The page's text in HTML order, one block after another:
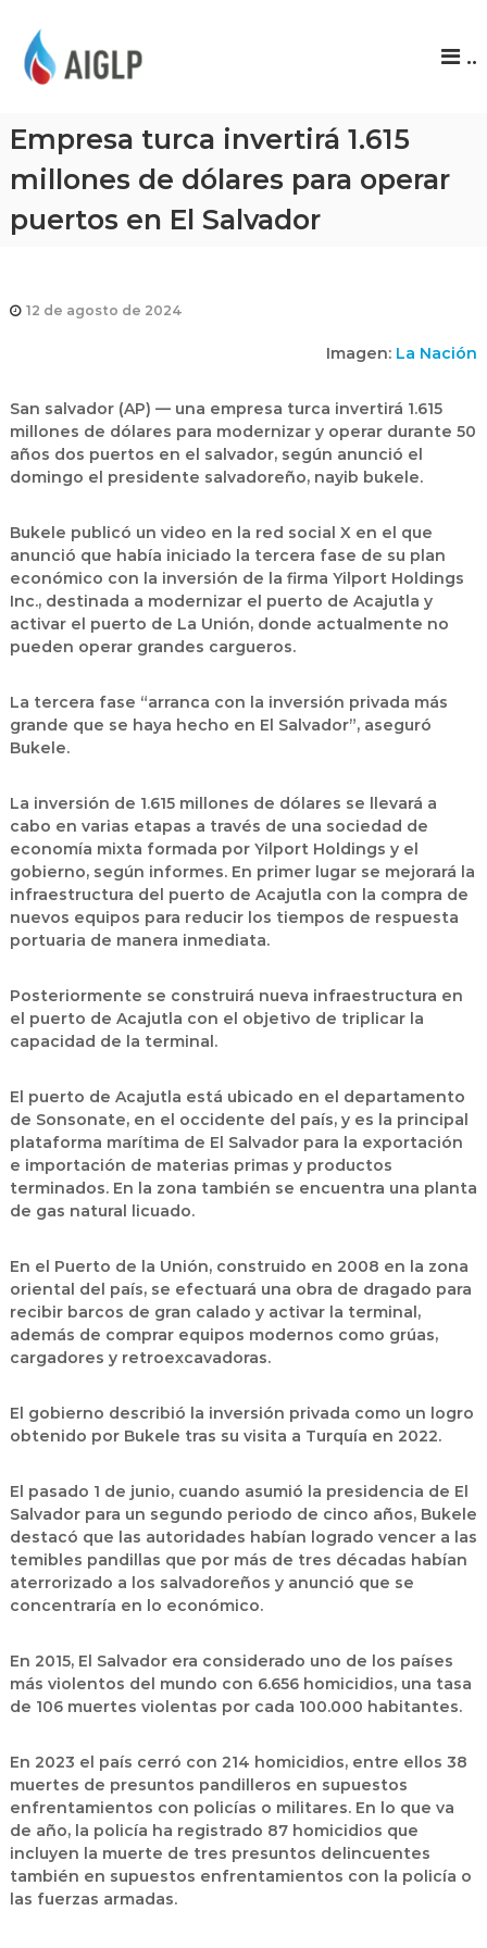
P
..
Empresa turca invertirá 1.615
millones de dólares para operar
puertos en El Salvador
12 de agosto de 2024
Imagen: La Nación
San salvador (AP) — una empresa turca invertirá 1.615
millones de dólares para modernizar y operar durante 50
años dos puertos en el salvador, según anunció el
domingo el presidente salvadoreño, nayib bukele.
Bukele publicó un video en la red social X en el que
anunció que había iniciado la tercera fase de su plan
económico con la inversión de la firma Yilport Holdings
Inc., destinada a modernizar el puerto de Acajutla y
activar el puerto de La Unión, donde actualmente no
pueden operar grandes cargueros.
La tercera fase “arranca con la inversión privada más
grande que se haya hecho en El Salvador”, aseguró
Bukele.
La inversión de 1.615 millones de dólares se llevará a
cabo en varias etapas a través de una sociedad de
economía mixta formada por Yilport Holdings y el
gobierno, según informes. En primer lugar se mejorará la
infraestructura del puerto de Acajutla con la compra de
nuevos equipos para reducir los tiempos de respuesta
portuaria de manera inmediata.
Posteriormente se construirá nueva infraestructura en
el puerto de Acajutla con el objetivo de triplicar la
capacidad de la terminal.
El puerto de Acajutla está ubicado en el departamento
de Sonsonate, en el occidente del país, y es la principal
plataforma marítima de El Salvador para la exportación
e importación de materias primas y productos
terminados. En la zona también se encuentra una planta
de gas natural licuado.
En el Puerto de la Unión, construido en 2008 en la zona
oriental del país, se efectuará una obra de dragado para
recibir barcos de gran calado y activar la terminal,
además de comprar equipos modernos como grúas,
cargadores y retroexcavadoras.
El gobierno describió la inversión privada como un logro
obtenido por Bukele tras su visita a Turquía en 2022.
El pasado 1 de junio, cuando asumió la presidencia de El
Salvador para un segundo periodo de cinco años, Bukele
destacó que las autoridades habían logrado vencer a las
temibles pandillas que por más de tres décadas habían
aterrorizado a los salvadoreños y anunció que se
concentraría en lo económico.
En 2015, El Salvador era considerado uno de los países
más violentos del mundo con 6.656 homicidios, una tasa
de 106 muertes violentas por cada 100.000 habitantes.
En 2023 el país cerró con 214 homicidios, entre ellos 38
muertes de presuntos pandilleros en supuestos
enfrentamientos con policías o militares. En lo que va
de año, la policía ha registrado 87 homicidios que
incluyen la muerte de tres presuntos delincuentes
también en supuestos enfrentamientos con la policía o
las fuerzas armadas.